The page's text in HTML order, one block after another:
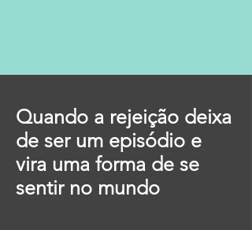
Quando a rejeição deixa
de ser um episódio e
vira uma forma de se
sentir no mundo